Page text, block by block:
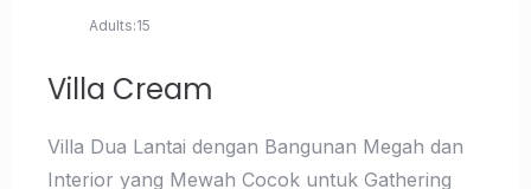
Villa Cream
Villa Dua Lantai dengan Bangunan Megah dan
Interior yang Mewah Cocok untuk Gathering
Adults:15